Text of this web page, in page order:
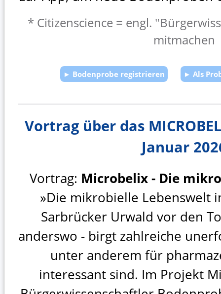
* Citizenscience = engl.
mitmachen
► Bodenprobe registrieren ► Als
Vortrag über das
Januar
Vortrag: Microbelix - Die
»Die mikrobielle Lebenswelt
Sarbrücker Urwald vor den
anderswo - birgt zahlreiche
unter anderem für
interessant sind. Im Projekt